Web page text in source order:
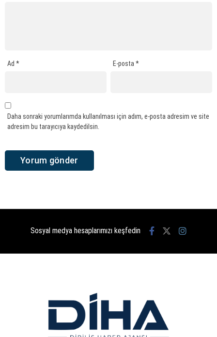
Ad * E-posta*
Daha sonraki yorumlarımda kullanılması için adım, e-posta adresim ve site
adresim bu tarayıcıya kaydedilsin.
Sosyal medya hesaplarımızı keşfedin